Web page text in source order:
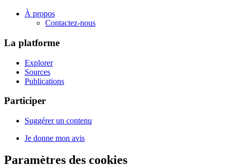
À propos
Contactez-nous
La platforme
Explorer
Sources
Publications
Participer
Suggérer un contenu
Je donne mon avis
Paramètres des cookies